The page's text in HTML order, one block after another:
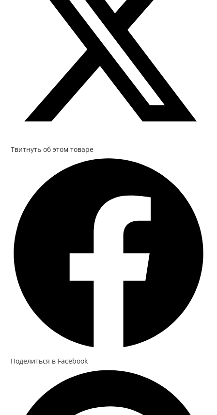
Твитнуть об этом товаре
Поделиться в Facebook